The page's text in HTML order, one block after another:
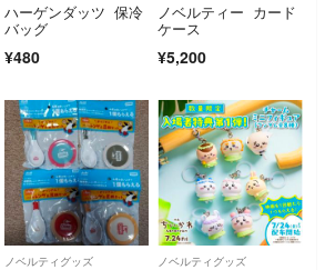
ハーゲンダッツ 保冷
バッグ
¥480
ノベルティー カード
ケース
¥5,200
ノベルティグッズ ノベルティグッズ